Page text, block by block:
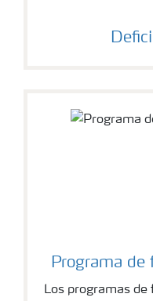
Programa de
Los programas de